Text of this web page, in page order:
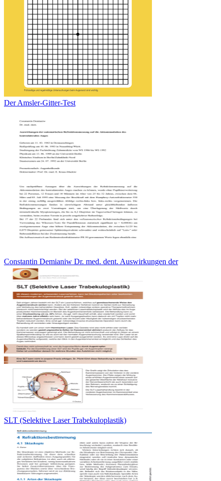
Der Amsler-Gitter-Test
Constantin Demianiw Dr. med. dent. Auswirkungen der
SLT (Selektive Laser Trabekuloplastik)